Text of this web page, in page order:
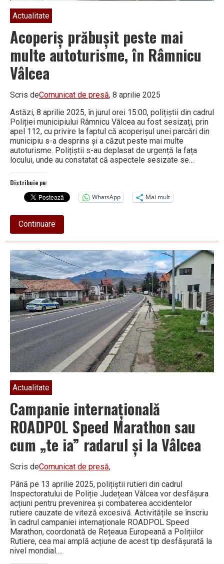
Actualitate
Acoperiș prăbușit peste mai
multe autoturisme, în Râmnicu
Vâlcea
Scris deComunicat de presă, 8 aprilie 2025
Astăzi, 8 aprilie 2025, în jurul orei 15:00, polițiștii din cadrul
Poliției municipiului Râmnicu Vâlcea au fost sesizați, prin
apel 112, cu privire la faptul că acoperișul unei parcări din
municipiu s-a desprins și a căzut peste mai multe
autoturisme. Polițiștii s-au deplasat de urgență la fața
locului, unde au constatat că aspectele sesizate se…
Distribuie pe:
WhatsApp
Mai mult
Continuareabout
Acoperiș
prăbușit
mai
multe
autoturisme,
în
Râmnicu
Vâlcea
Actualitate
Campanie internațională
ROADPOL Speed Marathon sau
cum „te ia” radarul și la Vâlcea
Scris deComunicat de presă,
Până pe 13 aprilie 2025, polițiștii rutieri din cadrul
Inspectoratului de Poliție Județean Vâlcea vor desfășura
acțiuni pentru prevenirea și combaterea accidentelor
rutiere cauzate de viteză excesivă. Activitățile se înscriu
în cadrul campaniei internaționale ROADPOL Speed
Marathon, coordonată de Rețeaua Europeană a Polițiilor
Rutiere, cea mai amplă acțiune de acest tip desfășurată la
nivel mondial….